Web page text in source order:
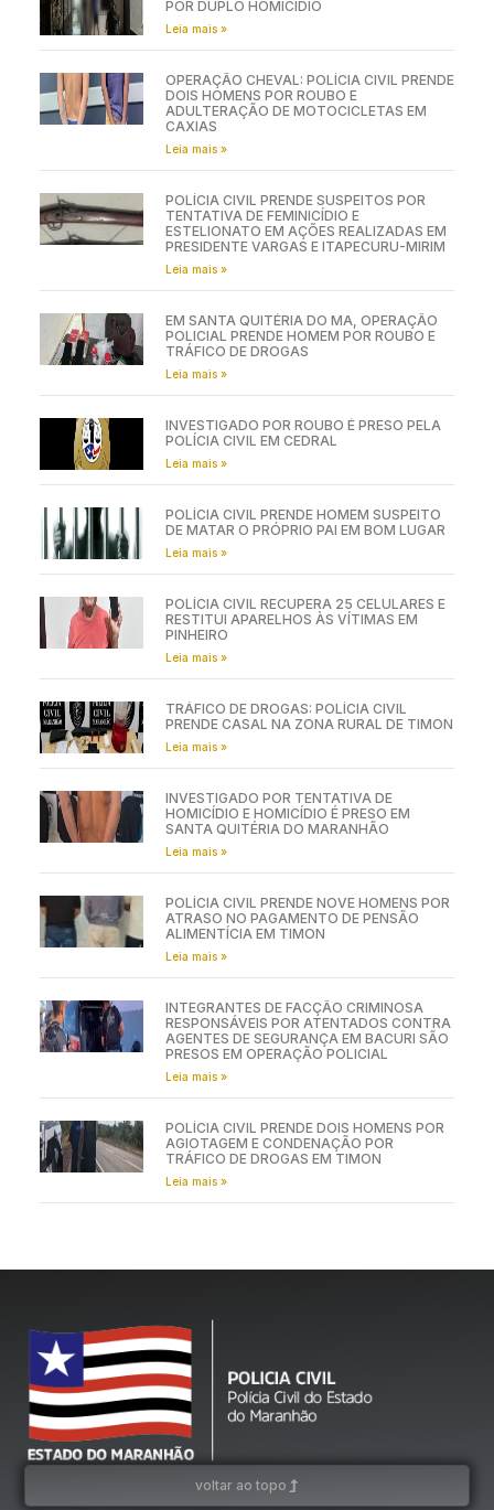
POR DUPLO HOMICÍDIO
Leia mais »
OPERAÇÃO CHEVAL: POLÍCIA CIVIL PRENDE
DOIS HOMENS POR ROUBO E
ADULTERAÇÃO DE MOTOCICLETAS EM
CAXIAS
Leia mais »
POLÍCIA CIVIL PRENDE SUSPEITOS POR
TENTATIVA DE FEMINICÍDIO E
ESTELIONATO EM AÇÕES REALIZADAS EM
PRESIDENTE VARGAS E ITAPECURU-MIRIM
Leia mais »
EM SANTA QUITÉRIA DO MA, OPERAÇÃO
POLICIAL PRENDE HOMEM POR ROUBO E
TRÁFICO DE DROGAS
Leia mais »
INVESTIGADO POR ROUBO É PRESO PELA
POLÍCIA CIVIL EM CEDRAL
Leia mais »
POLÍCIA CIVIL PRENDE HOMEM SUSPEITO
DE MATAR O PRÓPRIO PAI EM BOM LUGAR
Leia mais »
POLÍCIA CIVIL RECUPERA 25 CELULARES E
RESTITUI APARELHOS ÀS VÍTIMAS EM
PINHEIRO
Leia mais »
TRÁFICO DE DROGAS: POLÍCIA CIVIL
PRENDE CASAL NA ZONA RURAL DE TIMON
Leia mais »
INVESTIGADO POR TENTATIVA DE
HOMICÍDIO E HOMICÍDIO É PRESO EM
SANTA QUITÉRIA DO MARANHÃO
Leia mais »
POLÍCIA CIVIL PRENDE NOVE HOMENS POR
ATRASO NO PAGAMENTO DE PENSÃO
ALIMENTÍCIA EM TIMON
Leia mais »
INTEGRANTES DE FACÇÃO CRIMINOSA
RESPONSÁVEIS POR ATENTADOS CONTRA
AGENTES DE SEGURANÇA EM BACURI SÃO
PRESOS EM OPERAÇÃO POLICIAL
Leia mais »
POLÍCIA CIVIL PRENDE DOIS HOMENS POR
AGIOTAGEM E CONDENAÇÃO POR
TRÁFICO DE DROGAS EM TIMON
Leia mais »
voltar ao topo